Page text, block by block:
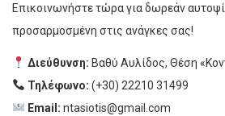
Επικοινωνήστε τώρα για δωρεάν
προσαρμοσμένη στις ανάγκες σας!
Διεύθυνση: Βαθύ Αυλίδος, Θέση
Τηλέφωνο: (+30) 22210 31499
Email: ntasiotis@gmail.com